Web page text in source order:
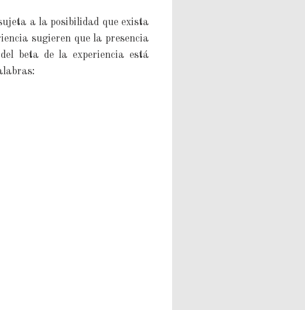
a la posibilidad que exista
sugieren que la presencia
beta de la experiencia está